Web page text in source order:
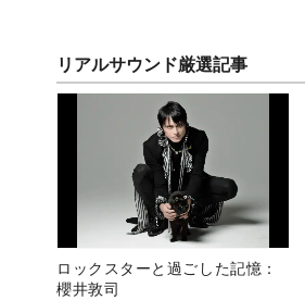
リアルサウンド厳選記事
ロックスターと過ごした記憶：
櫻井敦司